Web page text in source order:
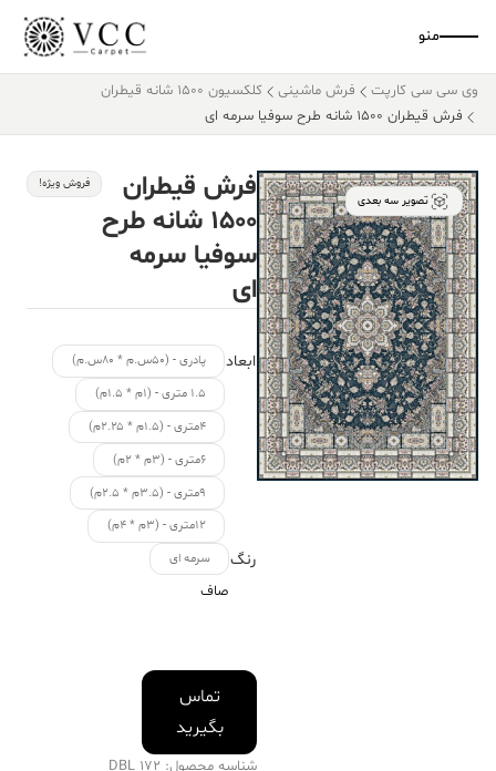
منو
وی سی سی کارپت فرش ماشینی
کلکسیون ۱۵۰۰ شانه قیطران
فرش قیطران ۱۵۰۰ شانه طرح سوفیا سرمه ای
تصویر سه بعدی
فرش قیطران
۱۵۰۰ شانه طرح
سوفیا سرمه
ای
فروش ویژه!
ابعاد
پادری - (۵۰س.م * ۸۰س.م)
۱.۵ متری - (۱م * ۱.۵م)
۴متری - (۱.۵م * ۲.۲۵م)
۶متری - (۳م * ۲م)
۹متری - (۳.۵م * ۲.۵م)
۱۲متری - (۳م * ۴م)
رنگ سرمه ای
صاف
تماس
بگیرید
شناسه محصول: 172 DBL